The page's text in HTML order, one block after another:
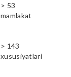
> 53
mamlakat
> 143
xususiyatlari